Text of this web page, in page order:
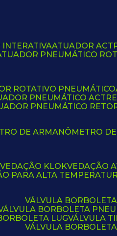
INTERATIVA ATUADOR
ATUADOR PNEUMÁTICO
ROTATIVO PNEUMÁTICO
PNEUMÁTICO
PNEUMÁTICO
DE AR
MANÔMETRO
VEDAÇÃO KLOK VEDAÇÃO
PARA ALTA
VÁLVULA
VÁLVULA BORBOLETA
LUG VÁLVULA
VÁLVULA